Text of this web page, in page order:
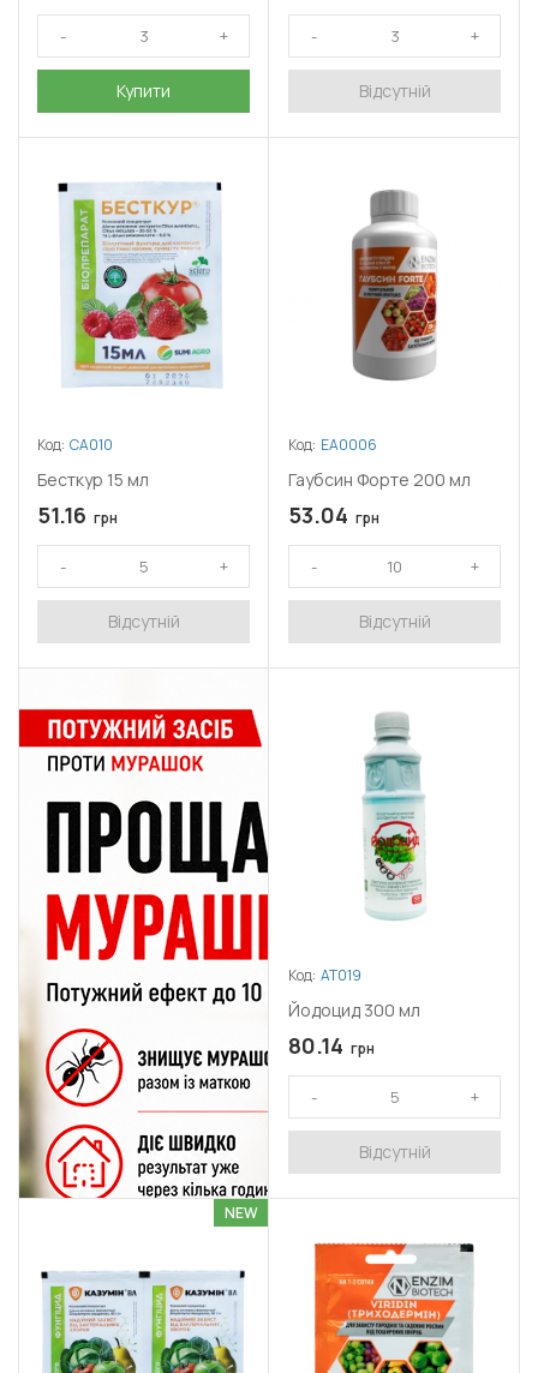
Купити Відсутній
Код: СА010
Бесткур 15 мл
51.16 грн
Відсутній
Код: ЕА0006
Гаубсин Форте 200 мл
53.04 грн
Відсутній
Код: АТ019
Йодоцид 300 мл
80.14 грн
Відсутній
NEW